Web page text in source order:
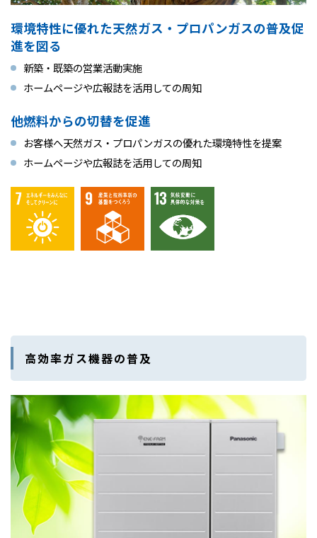
環境特性に優れた天然ガス・プロパンガスの普及促
進を図る
新築・既築の営業活動実施
ホームページや広報誌を活用しての周知
他燃料からの切替を促進
お客様へ天然ガス・プロパンガスの優れた環境特性を提案
ホームページや広報誌を活用しての周知
高効率ガス機器の普及